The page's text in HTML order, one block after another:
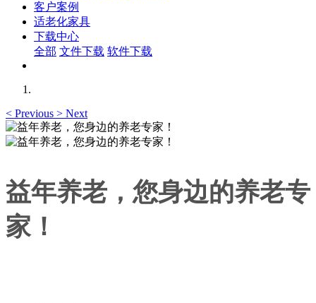
客户案例
适老化家具
下载中心
全部 文件下载 软件下载
< Previous > Next
益年养老，您身边的养老专
家！